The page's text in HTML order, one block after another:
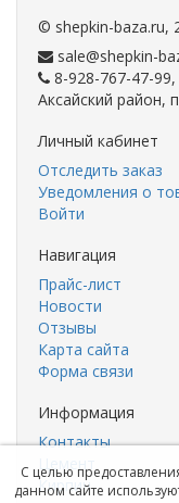
© shepkin-baza.ru,
sale@shepkin-
8-928-767-47-
Аксайский район,
Личный кабинет
Отследить заказ
Уведомления о
Войти
Навигация
Прайс-лист
Новости
Отзывы
Карта сайта
Форма связи
Информация
Контакты
Кирпич
С целью
данном сайте